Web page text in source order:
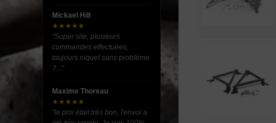
Mickael Hill
★★★★★
"Super site, plusieurs
commandes effectuées,
toujours niquel sans problème
?..."
Maxime Thoreau
★★★★★
"le prix était très bon, l'envoi a